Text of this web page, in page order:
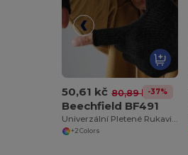
50,61 kč 80,89 kč-37%
Beechfield BF491
+2 Colors